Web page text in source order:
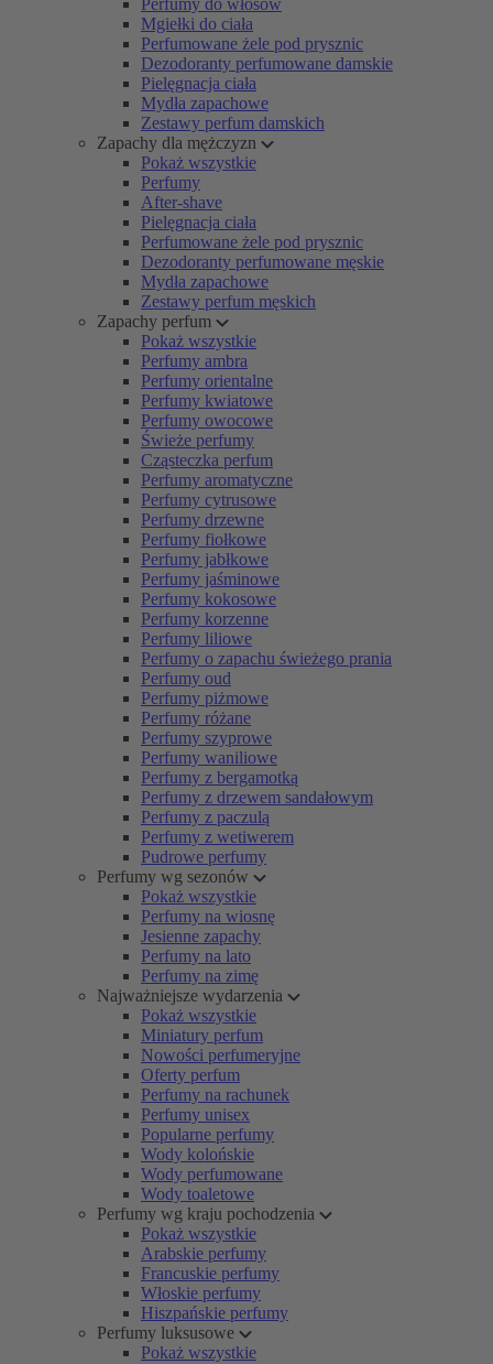
Perfumy do włosów
Mgiełki do ciała
Perfumowane żele pod prysznic
Dezodoranty perfumowane damskie
Pielęgnacja ciała
Mydła zapachowe
Zestawy perfum damskich
Zapachy dla mężczyzn
Pokaż wszystkie
Perfumy
After-shave
Pielęgnacja ciała
Perfumowane żele pod prysznic
Dezodoranty perfumowane męskie
Mydła zapachowe
Zestawy perfum męskich
Zapachy perfum
Pokaż wszystkie
Perfumy ambra
Perfumy orientalne
Perfumy kwiatowe
Perfumy owocowe
Świeże perfumy
Cząsteczka perfum
Perfumy aromatyczne
Perfumy cytrusowe
Perfumy drzewne
Perfumy fiołkowe
Perfumy jabłkowe
Perfumy jaśminowe
Perfumy kokosowe
Perfumy korzenne
Perfumy liliowe
Perfumy o zapachu świeżego prania
Perfumy oud
Perfumy piżmowe
Perfumy różane
Perfumy szyprowe
Perfumy waniliowe
Perfumy z bergamotką
Perfumy z drzewem sandałowym
Perfumy z paczulą
Perfumy z wetiwerem
Pudrowe perfumy
Perfumy wg sezonów
Pokaż wszystkie
Perfumy na wiosnę
Jesienne zapachy
Perfumy na lato
Perfumy na zimę
Najważniejsze wydarzenia
Pokaż wszystkie
Miniatury perfum
Nowości perfumeryjne
Oferty perfum
Perfumy na rachunek
Perfumy unisex
Popularne perfumy
Wody kolońskie
Wody perfumowane
Wody toaletowe
Perfumy wg kraju pochodzenia
Pokaż wszystkie
Arabskie perfumy
Francuskie perfumy
Włoskie perfumy
Hiszpańskie perfumy
Perfumy luksusowe
Pokaż wszystkie